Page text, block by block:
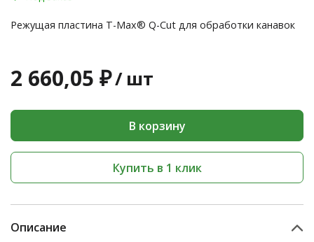
Режущая пластина T-Max® Q-Cut для обработки канавок
2 660,05 ₽/ шт
В корзину
Купить в 1 клик
Описание